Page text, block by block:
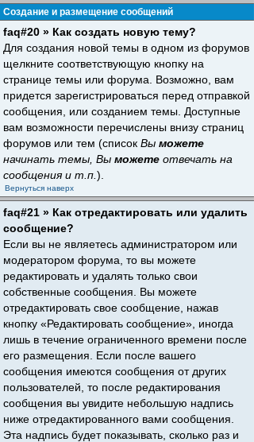
Создание и размещение сообщений
faq#20 » Как создать новую тему?
Для создания новой темы в одном из форумов
щелкните соответствующую кнопку на
странице темы или форума. Возможно, вам
придется зарегистрироваться перед отправкой
сообщения, или созданием темы. Доступные
вам возможности перечислены внизу страниц
форумов или тем (список Вы можете
начинать темы, Вы можете отвечать на
сообщения и т.п. ).
Вернуться наверх
faq#21 » Как отредактировать или удалить
сообщение?
Если вы не являетесь администратором или
модератором форума, то вы можете
редактировать и удалять только свои
собственные сообщения. Вы можете
отредактировать свое сообщение, нажав
кнопку «Редактировать сообщение», иногда
лишь в течение ограниченного времени после
его размещения. Если после вашего
сообщения имеются сообщения от других
пользователей, то после редактирования
сообщения вы увидите небольшую надпись
ниже отредактированного вами сообщения.
Эта надпись будет показывать, сколько раз и